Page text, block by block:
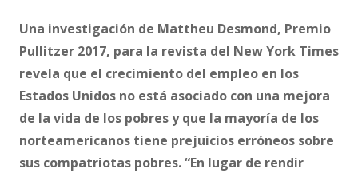
Una investigación de Mattheu Desmond, Premio
Pullitzer 2017, para la revista del New York Times
revela que el crecimiento del empleo en los
Estados Unidos no está asociado con una mejora
de la vida de los pobres y que la mayoría de los
norteamericanos tiene prejuicios erróneos sobre
sus compatriotas pobres.“En lugar de rendir